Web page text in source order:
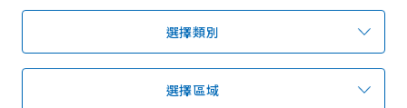
溫泉
區域指南
預約
選擇類別
選擇區域